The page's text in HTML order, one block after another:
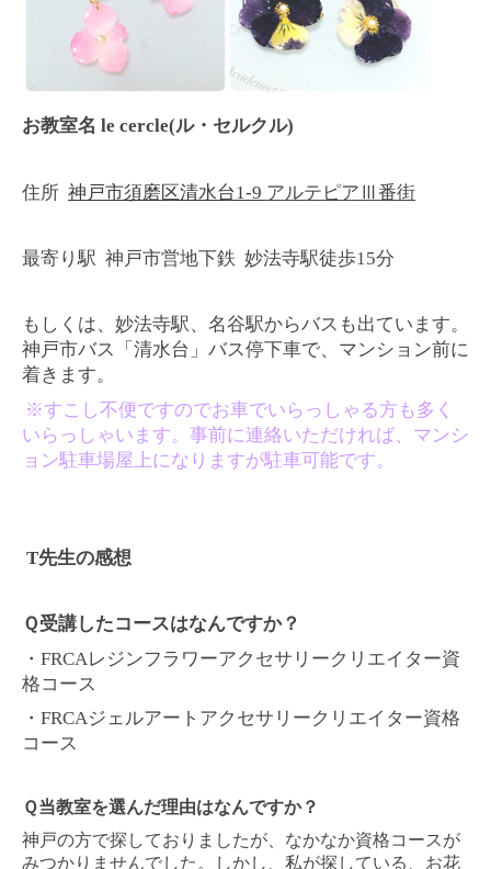
お教室名 le cercle(ル・セルクル)
住所 神戸市須磨区清水台1-9 アルテピアⅢ番街
最寄り駅 神戸市営地下鉄 妙法寺駅徒歩15分
もしくは、妙法寺駅、名谷駅からバスも出ています。
神戸市バス「 清水台」バス停下車で、マンション前に
着きます。
※すこし不便ですのでお車でいらっしゃる方も多く
いらっしゃいます。事前に連絡いただければ、マンシ
ョン駐車場屋上になりますが駐車可能です。
T先生の感想
Ｑ受講したコースはなんですか？
・ FRCAレジンフラワーアクセサリークリエイター資
格コース
・ FRCAジェルアートアクセサリークリエイター資格
コース
Ｑ当教室を選んだ理由はなんですか？
神戸の方で探しておりましたが、なかなか資格コースが
みつかりませんでした。
しかし、私が探している、お花